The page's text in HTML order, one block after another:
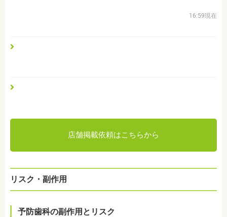
16:59現在
店舗掲載依頼はこちらから
リスク・副作用
予防歯科の副作用とリスク